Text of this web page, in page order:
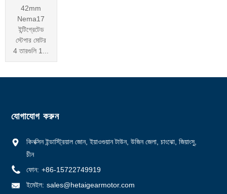
42mm
Nema17
ইন্টিগ্রেটেড
স্টেপার মোটর
4 তারগুলি 1...
যোগাযোগ করুন
কিনক্সিন ইন্ডাস্ট্রিয়াল জোন, ইয়াওগুয়ান টাউন, উজিন জেলা, চাংঝো, জিয়াংসু,
চীন
ফোন: +86-15722749919
ইমেইল: sales@hetaigearmotor.com